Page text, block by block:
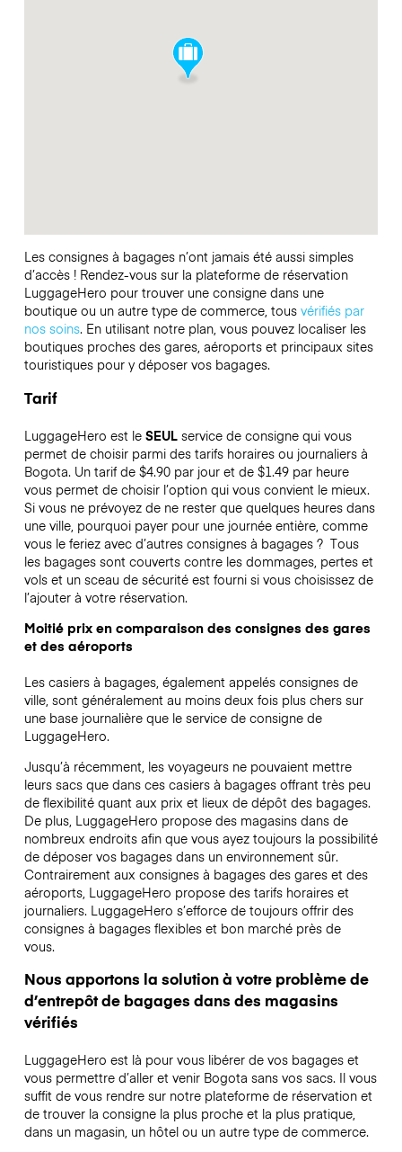
Les consignes à bagages n’ont jamais été aussi simples
d’accès ! Rendez-vous sur la plateforme de réservation
LuggageHero pour trouver une consigne dans une
boutique ou un autre type de commerce, tous vérifiés par
nos soins. En utilisant notre plan, vous pouvez localiser les
boutiques proches des gares, aéroports et principaux sites
touristiques pour y déposer vos bagages.
Tarif
LuggageHero est le SEULservice de consigne qui vous
permet de choisir parmi des tarifs horaires ou journaliers à
Bogota. Un tarif de $4.90 par jour et de $1.49 par heure
vous permet de choisir l’option qui vous convient le mieux.
Si vous ne prévoyez de ne rester que quelques heures dans
une ville, pourquoi payer pour une journée entière, comme
vous le feriez avec d’autres consignes à bagages ? Tous
les bagages sont couverts contre les dommages, pertes et
vols et un sceau de sécurité est fourni si vous choisissez de
l’ajouter à votre réservation.
Moitié prix en comparaison des consignes des gares
et des aéroports
Les casiers à bagages, également appelés consignes de
ville, sont généralement au moins deux fois plus chers sur
une base journalière que le service de consigne de
LuggageHero.
Jusqu’à récemment, les voyageurs ne pouvaient mettre
leurs sacs que dans ces casiers à bagages offrant très peu
de flexibilité quant aux prix et lieux de dépôt des bagages.
De plus, LuggageHero propose des magasins dans de
nombreux endroits afin que vous ayez toujours la possibilité
de déposer vos bagages dans un environnement sûr.
Contrairement aux consignes à bagages des gares et des
aéroports, LuggageHero propose des tarifs horaires et
journaliers. LuggageHero s’efforce de toujours offrir des
consignes à bagages flexibles et bon marché près de
vous.
Nous apportons la solution à votre problème de
d’entrepôt de bagages dans des magasins
vérifiés
LuggageHero est là pour vous libérer de vos bagages et
vous permettre d’aller et venir Bogota sans vos sacs. Il vous
suffit de vous rendre sur notre plateforme de réservation et
de trouver la consigne la plus proche et la plus pratique,
dans un magasin, un hôtel ou un autre type de commerce.